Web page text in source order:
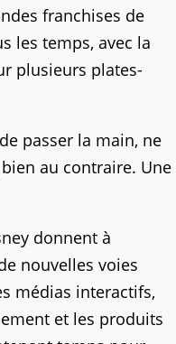
franchises de
les temps, avec la
plusieurs plates-
passer la main, ne
au contraire. Une
donnent à
nouvelles voies
médias interactifs,
et les produits